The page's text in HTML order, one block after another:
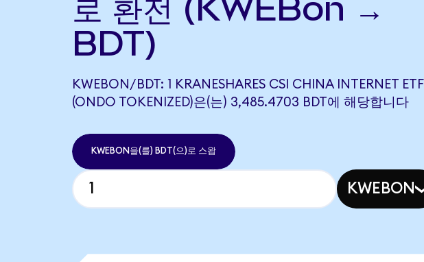
BDT)
KWEBON/BDT: 1 KRANESHARES CSI CHINA INTERNET ETF
(ONDO TOKENIZED)은(는) 3,485.4703 BDT에 해당합니다
KWEBON을(를) BDT(으)로 스왑
KWEBON